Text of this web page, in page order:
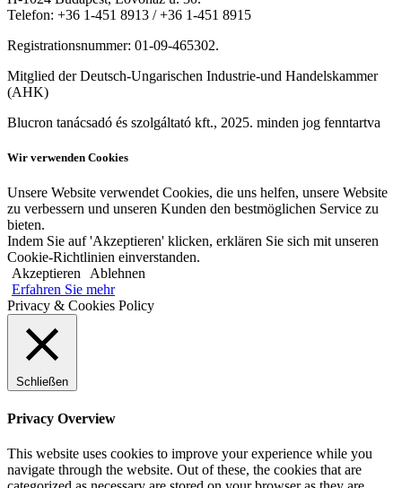
Telefon: +36 1-451 8913 / +36 1-451 8915
Registrationsnummer: 01-09-465302.
Mitglied der Deutsch-Ungarischen Industrie-und Handelskammer
(AHK)
Blucron tanácsadó és szolgáltató kft., 2025. minden jog fenntartva
Wir verwenden Cookies
Unsere Website verwendet Cookies, die uns helfen, unsere Website
zu verbessern und unseren Kunden den bestmöglichen Service zu
bieten.
Indem Sie auf 'Akzeptieren' klicken, erklären Sie sich mit unseren
Cookie-Richtlinien einverstanden.
Akzeptieren
Ablehnen
Erfahren Sie mehr
Privacy & Cookies Policy
Schließen
Privacy Overview
This website uses cookies to improve your experience while you
navigate through the website. Out of these, the cookies that are